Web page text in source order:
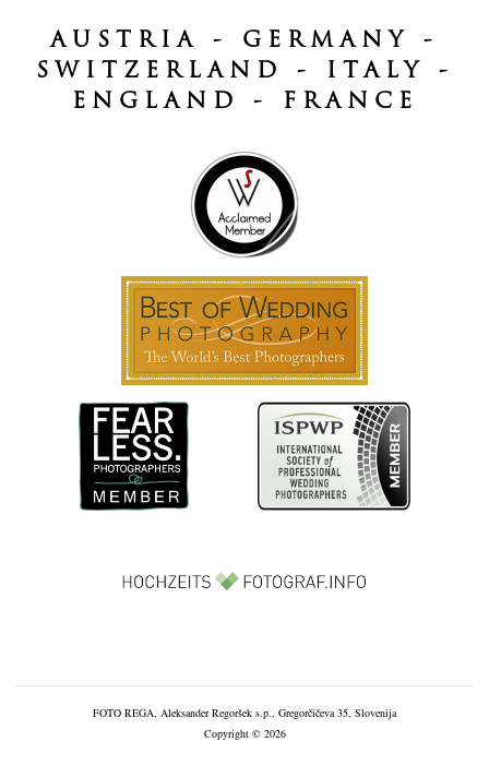
AUSTRIA - GERMANY -
SWITZERLAND - ITALY -
ENGLAND - FRANCE
FOTO REGA, Aleksander Regoršek s.p., Gregorčičeva 35, Slovenija
Copyright © 2026